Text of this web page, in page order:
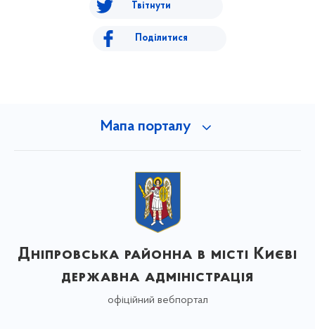
Твітнути
Поділитися
Мапа порталу
Дніпровська районна в місті Києві
державна адміністрація
офіційний вебпортал